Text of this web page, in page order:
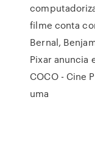
filme conta
Bernal,
Pixar anuncia
COCO - Cine
uma